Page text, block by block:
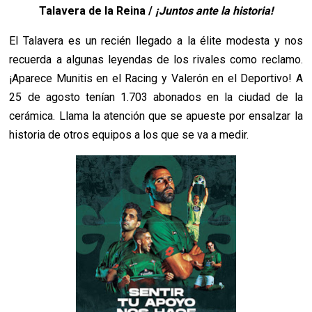
Talavera de la Reina / ¡Juntos ante la historia!
El Talavera es un recién llegado a la élite modesta y nos
recuerda a algunas leyendas de los rivales como reclamo.
¡Aparece Munitis en el Racing y Valerón en el Deportivo! A
25 de agosto tenían 1.703 abonados en la ciudad de la
cerámica. Llama la atención que se apueste por ensalzar la
historia de otros equipos a los que se va a medir.